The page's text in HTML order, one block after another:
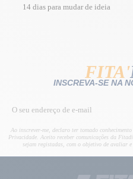
14 dias para mudar de ideia
FITA'
INSCREVA-SE NA
Ao inscrever-me, declaro ter tomado
Privacidade. Aceito receber comunicações da
sejam registadas, com o objetivo de avaliar